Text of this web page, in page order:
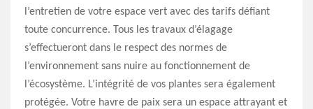
l’entretien de votre espace vert avec des tarifs défiant
toute concurrence. Tous les travaux d’élagage
s’effectueront dans le respect des normes de
l’environnement sans nuire au fonctionnement de
l’écosystème. L’intégrité de vos plantes sera également
protégée. Votre havre de paix sera un espace attrayant et